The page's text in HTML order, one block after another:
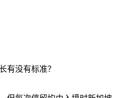
有没有标准？